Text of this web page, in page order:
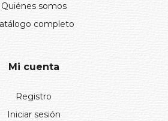
Quiénes somos
completo
Mi cuenta
Registro
Iniciar sesión